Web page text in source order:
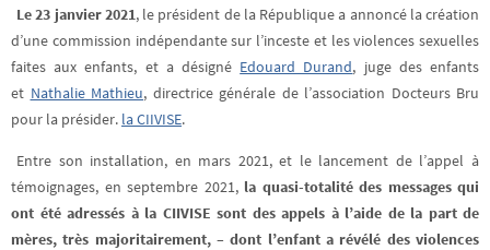
Le 23 janvier 2021, le président de la République a annoncé la création
d’une commission indépendante sur l’inceste et les violences sexuelles
faites aux enfants, et a désigné Edouard Durand, juge des enfants
et Nathalie Mathieu, directrice générale de l’association Docteurs Bru
pour la présider. la CIIVISE.
Entre son installation, en mars 2021, et le lancement de l’appel à
témoignages, en septembre 2021,la quasi-totalité des messages qui
ont été adressés à la CIIVISE sont des appels à l’aide de la part de
mères, très majoritairement, – dont l’enfant a révélé des violences